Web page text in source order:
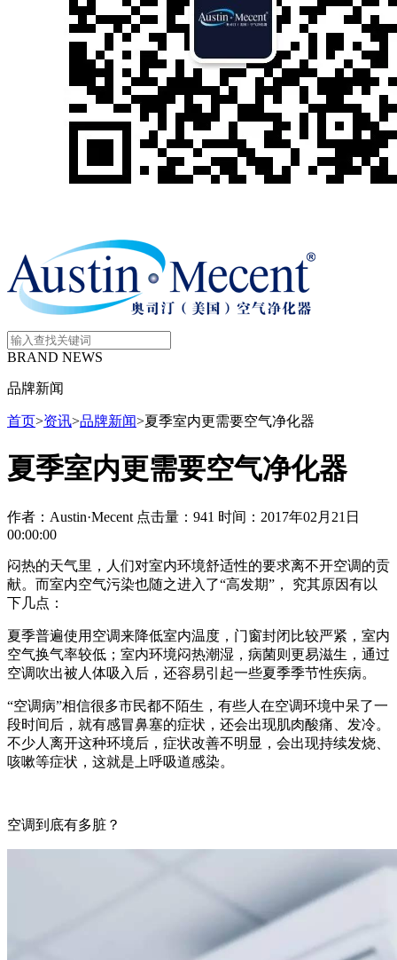
BRAND NEWS
品牌新闻
首页>资讯>品牌新闻>夏季室内更需要空气净化器
夏季室内更需要空气净化器
作者：Austin·Mecent 点击量：941 时间：2017年02月21日
00:00:00
闷热的天气里，人们对室内环境舒适性的要求离不开空调的贡
献。而室内空气污染也随之进入了“高发期”， 究其原因有以
下几点：
夏季普遍使用空调来降低室内温度，门窗封闭比较严紧，室内
空气换气率较低；室内环境闷热潮湿，病菌则更易滋生，通过
空调吹出被人体吸入后，还容易引起一些夏季季节性疾病。
“空调病”相信很多市民都不陌生，有些人在空调环境中呆了一
段时间后，就有感冒鼻塞的症状，还会出现肌肉酸痛、发冷。
不少人离开这种环境后，症状改善不明显，会出现持续发烧、
咳嗽等症状，这就是上呼吸道感染。
空调到底有多脏？